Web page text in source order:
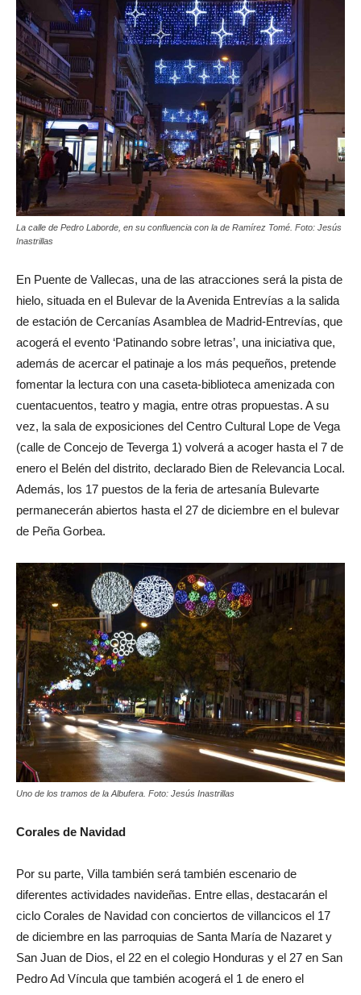
La calle de Pedro Laborde, en su confluencia con la de Ramírez Tomé. Foto: Jesús
Inastrillas
En Puente de Vallecas, una de las atracciones será la pista de
hielo, situada en el Bulevar de la Avenida Entrevías a la salida
de estación de Cercanías Asamblea de Madrid-Entrevías, que
acogerá el evento ‘Patinando sobre letras’, una iniciativa que,
además de acercar el patinaje a los más pequeños, pretende
fomentar la lectura con una caseta-biblioteca amenizada con
cuentacuentos, teatro y magia, entre otras propuestas. A su
vez, la sala de exposiciones del Centro Cultural Lope de Vega
(calle de Concejo de Teverga 1) volverá a acoger hasta el 7 de
enero el Belén del distrito, declarado Bien de Relevancia Local.
Además, los 17 puestos de la feria de artesanía Bulevarte
permanecerán abiertos hasta el 27 de diciembre en el bulevar
de Peña Gorbea.
Uno de los tramos de la Albufera. Foto: Jesús Inastrillas
Corales de Navidad
Por su parte, Villa también será también escenario de
diferentes actividades navideñas. Entre ellas, destacarán el
ciclo Corales de Navidad con conciertos de villancicos el 17
de diciembre en las parroquias de Santa María de Nazaret y
San Juan de Dios, el 22 en el colegio Honduras y el 27 en San
Pedro Ad Víncula que también acogerá el 1 de enero el